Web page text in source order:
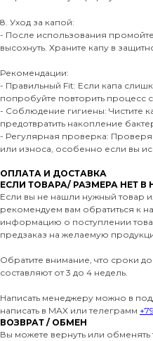
8. Уход за капой:
- После использования
высохнуть. Храните капу в
Рекомендации:
- Правильный Fit: Если капа
попробуйте повторить процесс
- Соблюдение гигиены: Чистите
предотвратить накопление
- Регулярная проверка:
или износа, особенно если вы
ОПЛАТА И ДОСТАВКА
ЕСЛИ ТОВАРА/ РАЗМЕРА НЕТ В
Если вы не нашли нужный товар
рекомендуем вам обратиться к
информацию о поступлении
предзаказ на желаемую
Обратите внимание, что сроки
составляют от 3 до 4 недель.
Написать менеджеру можно в
написать в MAX или телеграмм
ВОЗВРАТ / ОБМЕН
Вы можете вернуть или